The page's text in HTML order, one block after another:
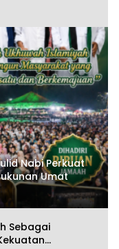
Nabi Perkuat
Umat
Sebagai